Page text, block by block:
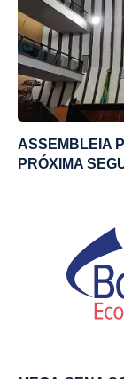
ASSEMBLEIA
PRÓXIMA